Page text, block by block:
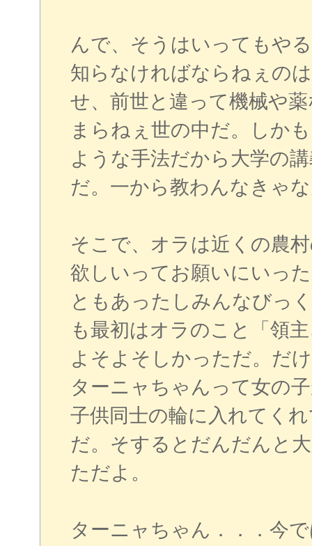
んで、そうはいってもや
知らなければならねぇの
せ、前世と違って機械や
まらねぇ世の中だ。しか
ような手法だから大学の
だ。一から教わんなきゃ
そこで、オラは近くの農
欲しいってお願いにいっ
ともあったしみんなびっ
も最初はオラのこと「領
よそよそしかっただ。だ
ターニャちゃんって女の
子供同士の輪に入れてく
だ。そするとだんだんと
ただよ。
ターニャちゃん．．．今